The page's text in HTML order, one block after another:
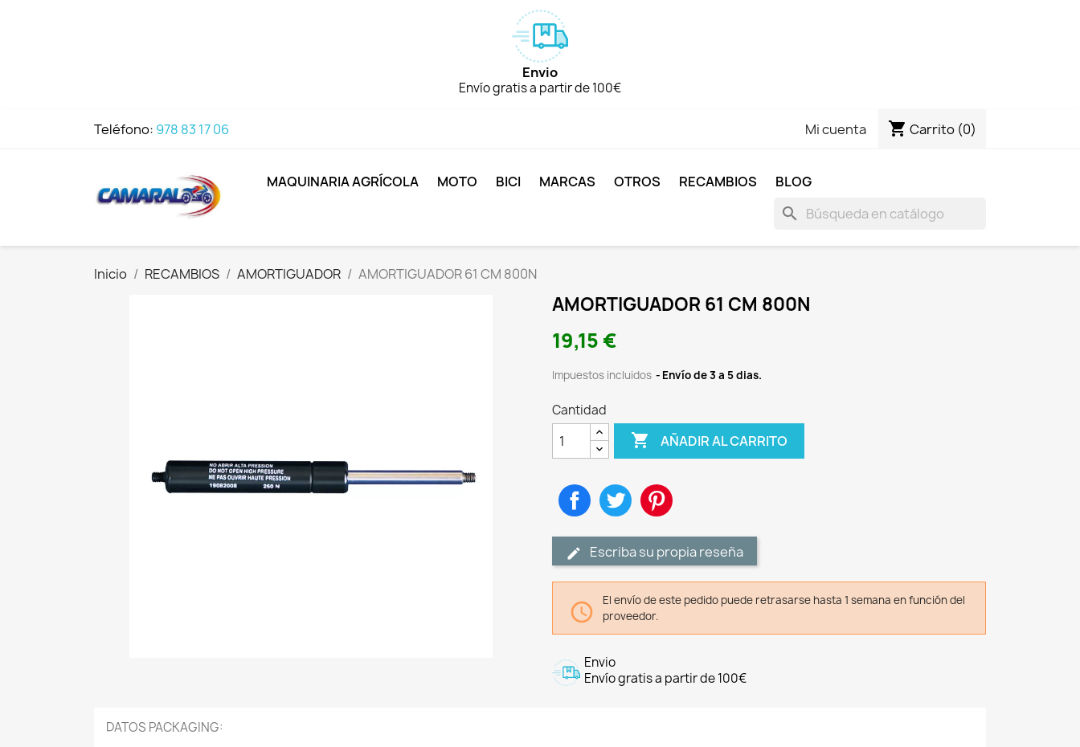
Envio
Envío gratis a partir de 100€
Teléfono: 978 83 17 06 Mi cuenta shopping_cart Carrito (0)
MAQUINARIA AGRÍCOLA MOTO BICI MARCAS OTROS RECAMBIOS BLOG
search
Inicio RECAMBIOS AMORTIGUADOR AMORTIGUADOR 61 CM 800N
AMORTIGUADOR 61 CM 800N
19,15 €
Impuestos incluidos Envío de 3 a 5 dias.
Cantidad
 AÑADIR AL CARRITO
CompartirTuitear
Escriba su propia reseña

El envío de este pedido puede retrasarse hasta 1 semana en función del
proveedor.
Envio
Envío gratis a partir de 100€
DATOS PACKAGING: